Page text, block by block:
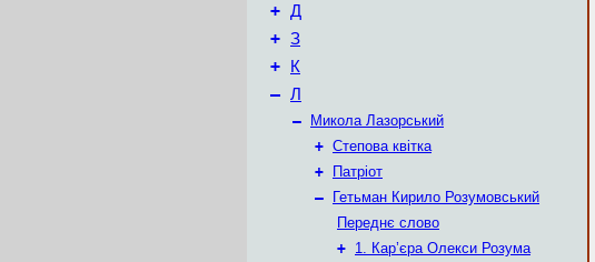
+ Д
+ З
+ К
– Л
–
Микола Лазорський
+ Степова квітка
+
Патріот
–
Гетьман Кирило Розумовський
Переднє слово
+ 1. Кар’єра Олекси Розума